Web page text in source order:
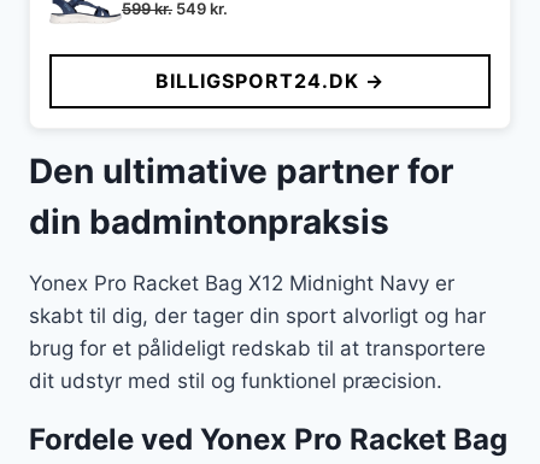
599kr. Den
pris
var:
599 kr..
549kr.
pris
er:
549 kr..
BILLIGSPORT24.DK →
Den ultimative partner for
din badmintonpraksis
Yonex Pro Racket Bag X12 Midnight Navy er
skabt til dig, der tager din sport alvorligt og har
brug for et pålideligt redskab til at transportere
dit udstyr med stil og funktionel præcision.
Fordele ved Yonex Pro Racket Bag